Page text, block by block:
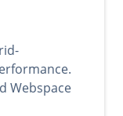
Webspace